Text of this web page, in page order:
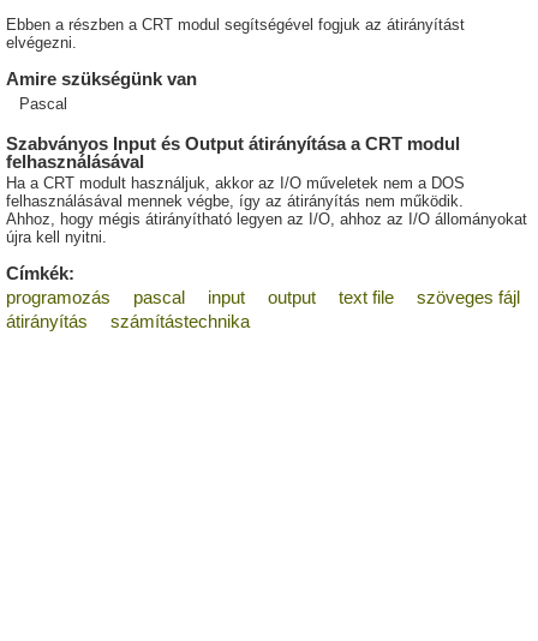
Ebben a részben a CRT modul segítségével fogjuk az átirányítást
elvégezni.
Amire szükségünk van
Pascal
Szabványos Input és Output átirányítása a CRT modul
felhasználásával
Ha a CRT modult használjuk, akkor az I/O műveletek nem a DOS
felhasználásával mennek végbe, így az átirányítás nem működik.
Ahhoz, hogy mégis átirányítható legyen az I/O, ahhoz az I/O állományokat
újra kell nyitni.
Címkék:
programozás
pascal input output text file
szöveges fájl
átirányítás
számítástechnika